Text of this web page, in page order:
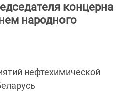
концерна
народного
нефтехимической